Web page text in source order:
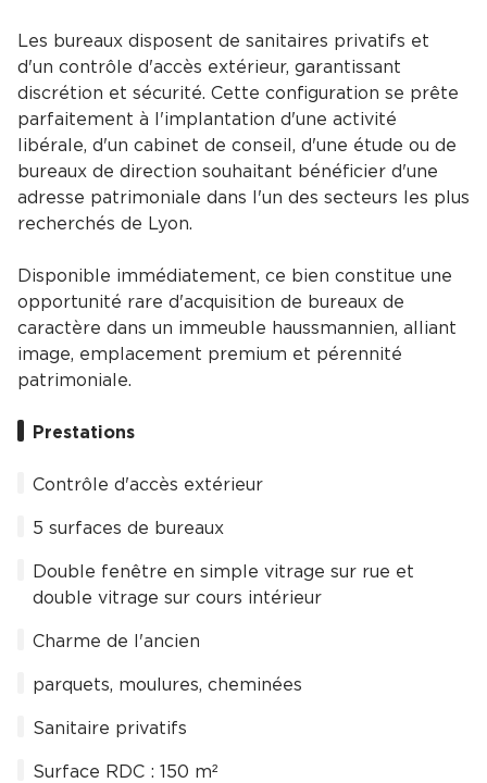
Les bureaux disposent de sanitaires privatifs et
d'un contrôle d'accès extérieur, garantissant
discrétion et sécurité. Cette configuration se prête
parfaitement à l'implantation d'une activité
libérale, d'un cabinet de conseil, d'une étude ou de
bureaux de direction souhaitant bénéficier d'une
adresse patrimoniale dans l'un des secteurs les plus
recherchés de Lyon.
Disponible immédiatement, ce bien constitue une
opportunité rare d'acquisition de bureaux de
caractère dans un immeuble haussmannien, alliant
image, emplacement premium et pérennité
patrimoniale.
Prestations
Contrôle d'accès extérieur
5 surfaces de bureaux
Double fenêtre en simple vitrage sur rue et
double vitrage sur cours intérieur
Charme de l'ancien
parquets, moulures, cheminées
Sanitaire privatifs
Surface RDC : 150 m²